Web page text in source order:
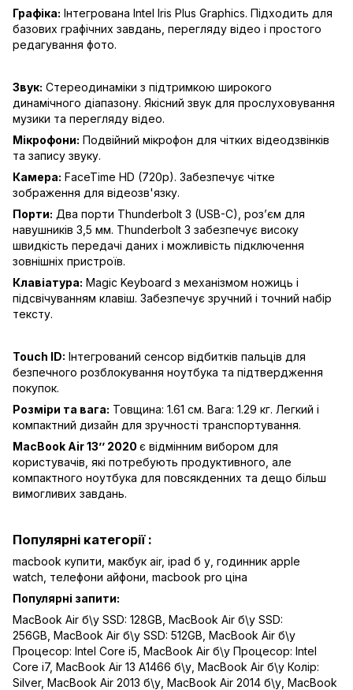
Графіка: Інтегрована Intel Iris Plus Graphics. Підходить для
базових графічних завдань, перегляду відео і простого
редагування фото.
Звук: Стереодинаміки з підтримкою широкого
динамічного діапазону. Якісний звук для прослуховування
музики та перегляду відео.
Мікрофони: Подвійний мікрофон для чітких відеодзвінків
та запису звуку.
Камера: FaceTime HD (720p). Забезпечує чітке
зображення для відеозв'язку.
Порти: Два порти Thunderbolt 3 (USB-C), роз’єм для
навушників 3,5 мм. Thunderbolt 3 забезпечує високу
швидкість передачі даних і можливість підключення
зовнішніх пристроїв.
Клавіатура: Magic Keyboard з механізмом ножиць і
підсвічуванням клавіш. Забезпечує зручний і точний набір
тексту.
Touch ID: Інтегрований сенсор відбитків пальців для
безпечного розблокування ноутбука та підтвердження
покупок.
Розміри та вага: Товщина: 1.61 см. Вага: 1.29 кг. Легкий і
компактний дизайн для зручності транспортування.
MacBook Air 13’’ 2020 є відмінним вибором для
користувачів, які потребують продуктивного, але
компактного ноутбука для повсякденних та дещо більш
вимогливих завдань.
Популярні категорії :
macbook купити, макбук air, ipad б у, годинник apple
watch телефони айфони, macbook pro ціна
Популярні запити:
MacBook Air б\у SSD: 128GB MacBook Air б\у SSD:
256GB MacBook Air б\у SSD: 512GB MacBook Air б\у
Процесор: Intel Core i5 MacBook Air б\у Процесор: Intel
Core i7, MacBook Air 13 A1466 б\у MacBook Air б\у Колір:
Silver, MacBook Air 2013 б\у MacBook Air 2014 б\у MacBook